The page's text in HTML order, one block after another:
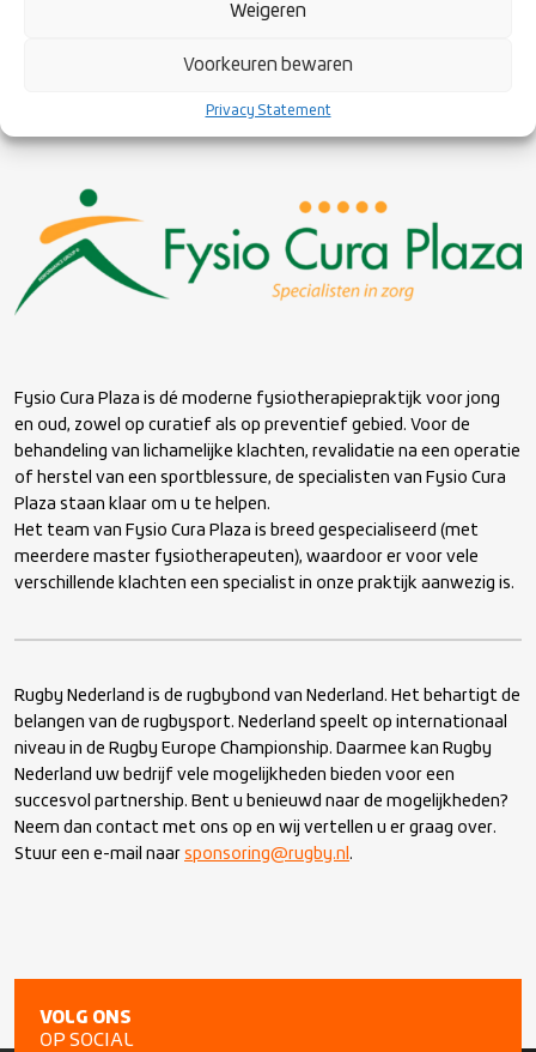
Weigeren
Voorkeuren bewaren
Privacy Statement
Fysio Cura Plaza is dé moderne fysiotherapiepraktijk voor jong
en oud, zowel op curatief als op preventief gebied. Voor de
behandeling van lichamelijke klachten, revalidatie na een operatie
of herstel van een sportblessure, de specialisten van Fysio Cura
Plaza staan klaar om u te helpen.
Het team van Fysio Cura Plaza is breed gespecialiseerd (met
meerdere master fysiotherapeuten), waardoor er voor vele
verschillende klachten een specialist in onze praktijk aanwezig is.
Rugby Nederland is de rugbybond van Nederland. Het behartigt de
belangen van de rugbysport. Nederland speelt op internationaal
niveau in de Rugby Europe Championship. Daarmee kan Rugby
Nederland uw bedrijf vele mogelijkheden bieden voor een
succesvol partnership. Bent u benieuwd naar de mogelijkheden?
Neem dan contact met ons op en wij vertellen u er graag over.
Stuur een e-mail naar sponsoring@rugby.nl .
VOLG ONS
OP SOCIAL